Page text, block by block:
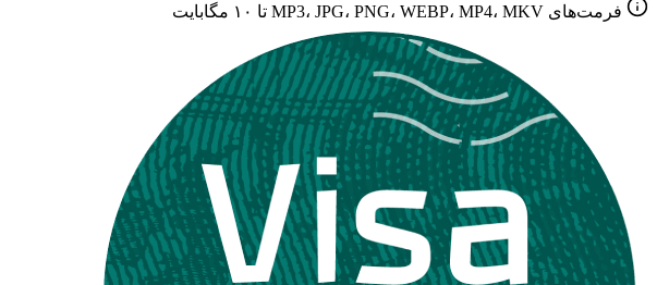
فرمت‌های MP3، JPG، PNG، WEBP، MP4، MKV تا ۱۰ مگابایت